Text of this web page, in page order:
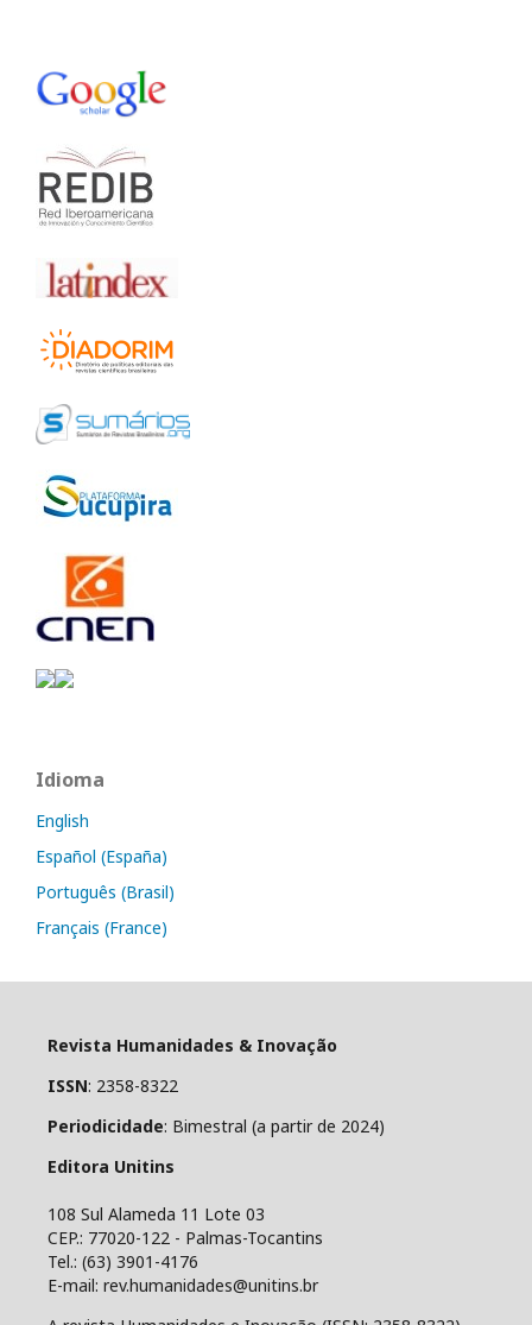
Idioma
English
Español (España)
Português (Brasil)
Français (France)
Revista Humanidades & Inovação
ISSN: 2358-8322
Periodicidade: Bimestral (a partir de 2024)
Editora Unitins
108 Sul Alameda 11 Lote 03
CEP.: 77020-122 - Palmas-Tocantins
Tel.: (63) 3901-4176
E-mail: rev.humanidades@unitins.br